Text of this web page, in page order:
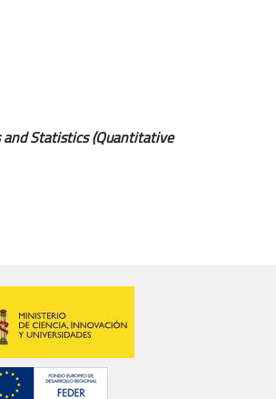
Statistics (Quantitative